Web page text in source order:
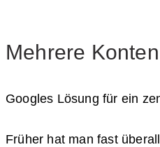
Mehrere
Googles Lösung für ein
Früher hat man fast